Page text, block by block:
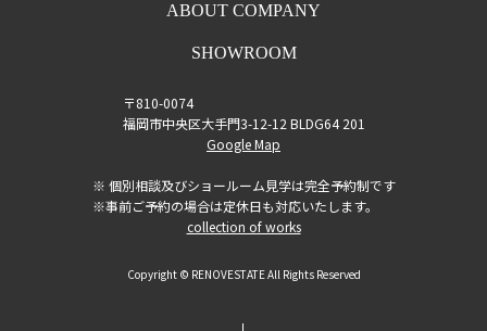
ABOUT COMPANY
SHOWROOM
〒810-0074
福岡市中央区大手門3-12-12 BLDG64 201
Google Map
※ 個別相談及びショールーム見学は完全予約制です
※事前ご予約の場合は定休日も対応いたします。
collection of works
Copyright © RENOVESTATE All Rights Reserved